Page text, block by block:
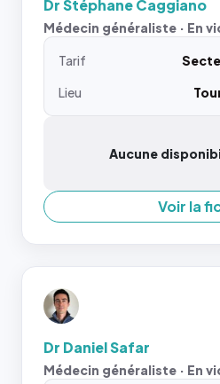
Dr Stéphane Caggiano
Médecin généraliste · En
Tarif
Lieu
Aucune
Voir la
Dr Daniel Safar
Médecin généraliste · En